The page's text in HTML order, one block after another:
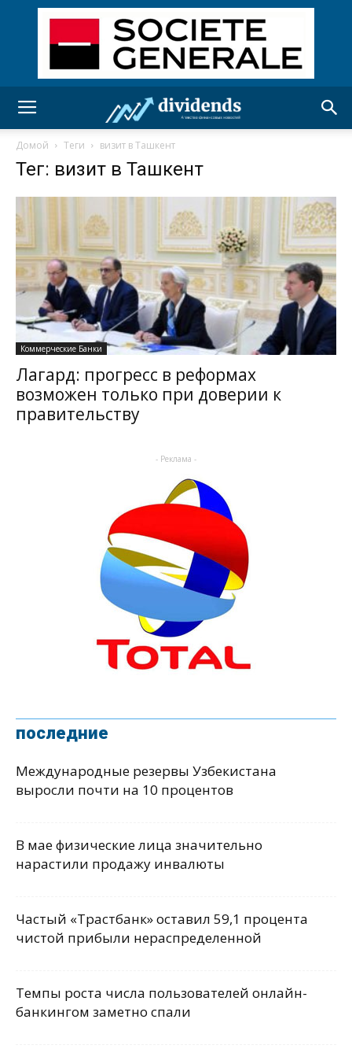
Домой Теги визит в Ташкент
Тег: визит в Ташкент
Коммерческие Банки
Лагард: прогресс в реформах
возможен только при доверии к
правительству
- Реклама -
последние
Международные резервы Узбекистана
выросли почти на 10 процентов
В мае физические лица значительно
нарастили продажу инвалюты
Частый «Трастбанк» оставил 59,1 процента
чистой прибыли нераспределенной
Темпы роста числа пользователей онлайн-
банкингом заметно спали